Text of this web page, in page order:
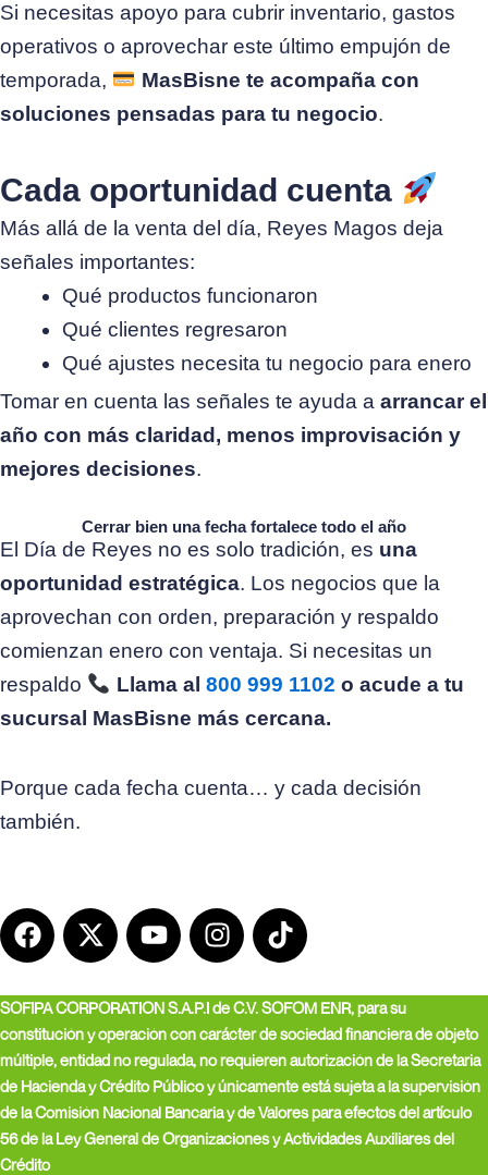
Si necesitas apoyo para cubrir inventario, gastos
operativos o aprovechar este último empujón de
temporada,
MasBisne te acompaña con
soluciones pensadas para tu negocio.
Cada oportunidad cuenta
Más allá de la venta del día, Reyes Magos deja
señales importantes:
Qué productos funcionaron
Qué clientes regresaron
Qué ajustes necesita tu negocio para enero
Tomar en cuenta las señales te ayuda a arrancar el
año con más claridad, menos improvisación y
mejores decisiones.
Cerrar bien una fecha fortalece todo el año
El Día de Reyes no es solo tradición, es una
oportunidad estratégica. Los negocios que la
aprovechan con orden, preparación y respaldo
comienzan enero con ventaja. Si necesitas un
respaldo
Llama al 800 999 1102 o acude a tu
sucursal MasBisne más cercana.
Porque cada fecha cuenta… y cada decisión
también.
F
a
e
b
o
o
k
X
-
w
i
t
t
e
r
Y
o
t
u
b
e
I
n
t
a
g
r
a
m
T
i
t
o
k
SOFIPA CORPORATION S.A.P.I de C.V. SOFOM ENR, para su
constitución y operación con carácter de sociedad financiera de objeto
múltiple, entidad no regulada, no requieren autorización de la Secretaria
de Hacienda y Crédito Público y únicamente está sujeta a la supervisión
de la Comisión Nacional Bancaria y de Valores para efectos del artículo
56 de la Ley General de Organizaciones y Actividades Auxiliares del
Crédito